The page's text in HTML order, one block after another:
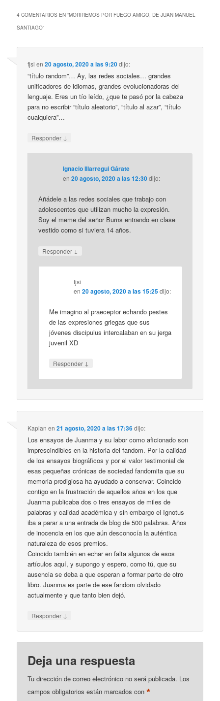
4 COMENTARIOS EN “MORIREMOS POR FUEGO AMIGO, DE JUAN MANUEL
SANTIAGO”
fjsi en20 agosto, 2020 a las 9:20dijo:
“título random”… Ay, las redes sociales… grandes
unificadores de idiomas, grandes evolucionadoras del
lenguaje. Eres un tío leído, ¿que te pasó por la cabeza
para no escribir “título aleatorio”, “título al azar”, “título
cualquiera”…
Responder ↓
Ignacio Illarregui Gárate
en20 agosto, 2020 a las 12:30dijo:
Añádele a las redes sociales que trabajo con
adolescentes que utilizan mucho la expresión.
Soy el meme del señor Burns entrando en clase
vestido como si tuviera 14 años.
Responder ↓
fjsi
en20 agosto, 2020 a las 15:25 dijo:
Me imagino al praeceptor echando pestes
de las expresiones griegas que sus
jóvenes discipulus intercalaban en su jerga
juvenil XD
Responder ↓
Kaplan en21 agosto, 2020 a las 17:36dijo:
Los ensayos de Juanma y su labor como aficionado son
imprescindibles en la historia del fandom. Por la calidad
de los ensayos biográficos y por el valor testimonial de
esas pequeñas crónicas de sociedad fandomita que su
memoria prodigiosa ha ayudado a conservar. Coincido
contigo en la frustración de aquellos años en los que
Juanma publicaba dos o tres ensayos de miles de
palabras y calidad académica y sin embargo el Ignotus
iba a parar a una entrada de blog de 500 palabras. Años
de inocencia en los que aún desconocía la auténtica
naturaleza de esos premios.
Coincido también en echar en falta algunos de esos
artículos aquí, y supongo y espero, como tú, que su
ausencia se deba a que esperan a formar parte de otro
libro. Juanma es parte de ese fandom olvidado
actualmente y que tanto bien dejó.
Responder ↓
Deja una respuesta
Tu dirección de correo electrónico no será publicada. Los
campos obligatorios están marcados con*